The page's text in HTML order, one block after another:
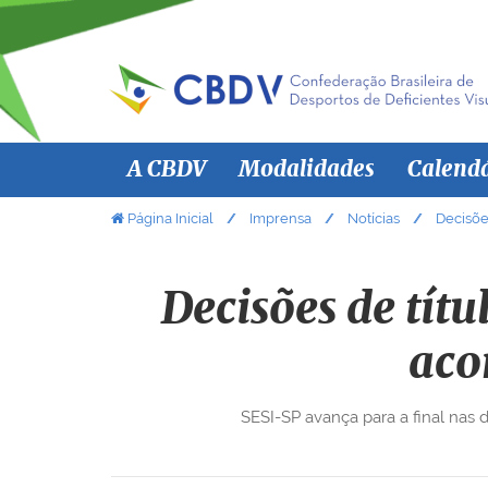
A CBDV Modalidades
V Página Inicial Imprensa Notícias
Decisões de
SESI-SP avança para a final